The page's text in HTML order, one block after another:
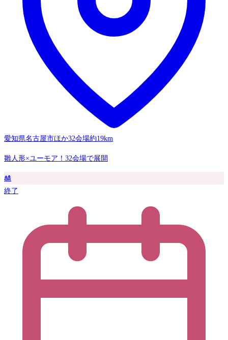
愛知県名古屋市ほか32会場約19km
雛人形×ユーモア！32会場で展開
🎎
終了